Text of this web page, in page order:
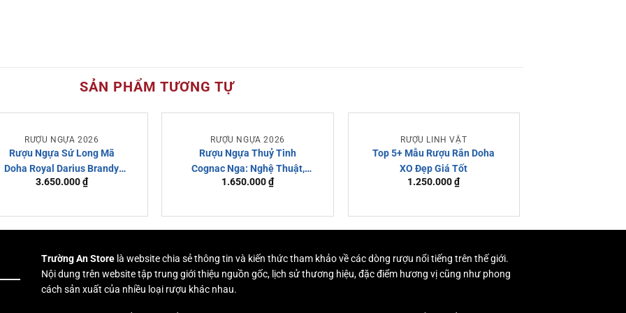
SẢN PHẨM TƯƠNG TỰ
RƯỢU NGỰA 2026
Rượu Ngựa Sứ Long Mã
Doha Royal Darius Brandy
XO Super Vip
3.650.000₫
RƯỢU NGỰA 2026
Rượu Ngựa Thuỷ Tinh
Cognac Nga: Nghệ Thuật,
Thông Số Và Mua Hàng
1.650.000₫
RƯỢU LINH VẬT
Top 5+ Mẫu Rượu Rắn Doha
XO Đẹp Giá Tốt
1.250.000₫
Trường An Store là website chia sẻ thông tin và kiến thức tham khảo về các dòng rượu nổi tiếng trên thế giới.
Nội dung trên website tập trung giới thiệu nguồn gốc, lịch sử thương hiệu, đặc điểm hương vị cũng như phong
cách sản xuất của nhiều loại rượu khác nhau.